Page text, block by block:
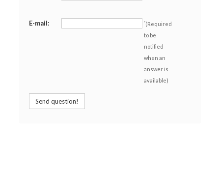
E-mail: *(Required
to be
notified
when an
answer is
available)
Send question!